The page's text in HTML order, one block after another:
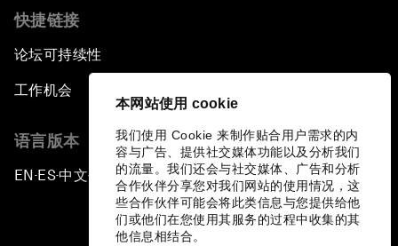
本网站使用 cookie
我们使用 Cookie 来制作贴合用户需求的内
容与广告、提供社交媒体功能以及分析我们
的流量。我们还会与社交媒体、广告和分析
合作伙伴分享您对我们网站的使用情况，这
些合作伙伴可能会将此类信息与您提供给他
们或他们在您使用其服务的过程中收集的其
他信息相结合。
快捷链接
论坛可持续性
工作机会
语言版本
EN ▪ES▪中文▪ 日本語